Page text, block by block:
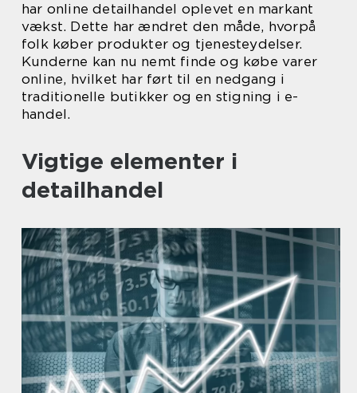
har online detailhandel oplevet en markant
vækst. Dette har ændret den måde, hvorpå
folk køber produkter og tjenesteydelser.
Kunderne kan nu nemt finde og købe varer
online, hvilket har ført til en nedgang i
traditionelle butikker og en stigning i e-
handel.
Vigtige elementer i
detailhandel